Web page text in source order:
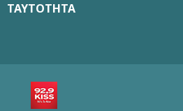
ΤΑΥΤΟΤΗΤΑ